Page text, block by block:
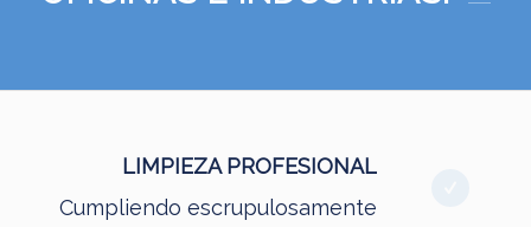
LIMPIEZA PROFESIONAL
Cumpliendo escrupulosamente